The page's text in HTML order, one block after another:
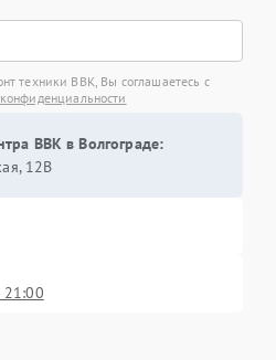
техники BBK, Вы соглашаетесь с
BBK в Волгограде:
12В
21:00